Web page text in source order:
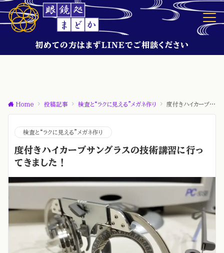
初めての方はまずLINEでご相談ください
Home 投稿記事 検査と“ラクに見える”メガネ作り 度付きハイカーブサングラスの技術講習に行ってきました！
検査と“ラクに見える”メガネ作り
度付きハイカーブサングラスの技術講習に行っ
てきました！